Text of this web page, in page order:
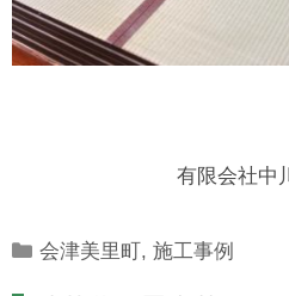
有限会社中
Categories
会津美里町,施工事例